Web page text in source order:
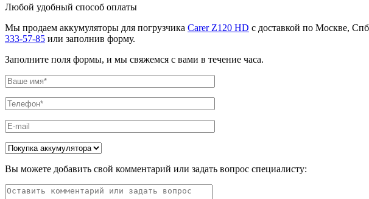
Любой удобный способ оплаты
Мы продаем аккумуляторы для погрузчика Carer Z120 HD с доставкой по Москве,
333-57-85 или заполнив форму.
Заполните поля формы, и мы свяжемся с вами в течение часа.
Вы можете добавить свой комментарий или задать вопрос специалисту: